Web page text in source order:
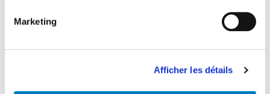
Marketing
Afficher les détails
remplacé par KEYES.eu où vous retrouverez